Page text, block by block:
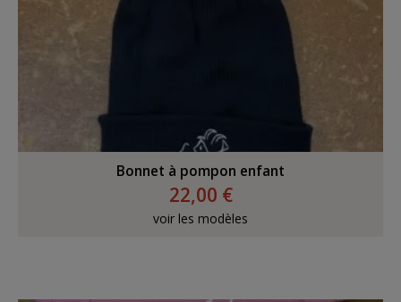
Bonnet à pompon enfant
22,00 €
voir les modèles